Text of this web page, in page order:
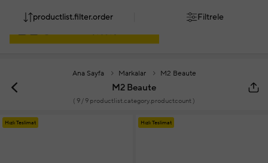
Ana Sayfa Markalar M2 Beaute
M2 Beaute
( 9/ 9 productlist.category.productcount )
productlist.filter.order Filtrele
Hızlı Teslimat Hızlı Teslimat